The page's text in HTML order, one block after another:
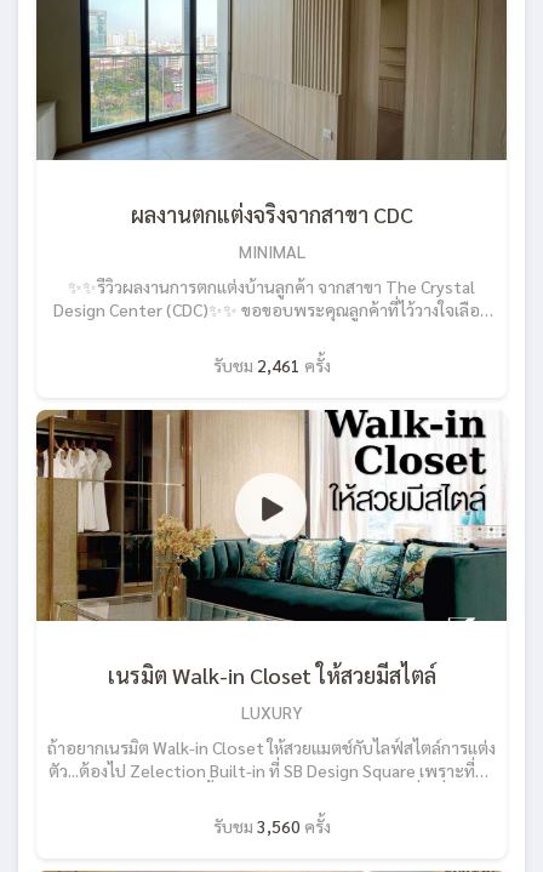
ผลงานตกแต่งจริงจากสาขา CDC
MINIMAL
✨✨รีวิวผลงานการตกแต่งบ้านลูกค้า จากสาขา The Crystal
Design Center (CDC)✨✨ ขอขอบพระคุณลูกค้าที่ไว้วางใจเลือก
เลือกได้ในแบบที่คุณต้องการทักแชทเลย
https://lin.ee/1RC1zbZCs ราคาโดนใจ บิลท์อินเริ่มต้นเพียง
คุณ ฟังก์ชั่นโดนใจ เลือกเปลี่ยนได้ตามการใช้งาน ลงตัวพอดีกับ
พื้นที่ หมดกังวล ซอกตู้ ฝุ่นกวนใจ มีโชว์รูม Built-in ให้คุณได้เลือก
และทดลองจริง! มีภาพ 3D ให้เห็นก่อนตัดสินใจ รวดเร็วทันใจ ติดตั้ง
ได้ใน 30วัน มีทีมช่างมืออาชีพ ไม่ทิ้งงาน มีรับประกัน ไม่ต้องกังวล
โดนทิ้ง หลังจบงาน ----------- เพียงคุณทัก INBOX เข้ามาบอกความ
ต้องการ เรายินดีให้คำปรึกษา ช่วยคุณแต่งบ้านให้สวยจบ งบตรงใจ
ลงตัวทุกพื้นที่พร้อมคัดสรรวัสดุคุณภาพดี การันตีความคุ้มทุก
ตารางนิ้ว ปรึกษาฟรีเรื่องบิลท์อิน > Add LINE: @Livinginsider ----
--------- #SBBuiltin #sbdesignsquare #เฟอร์นิเจอร์บิลท์อิน
รับชม 2,461 ครั้ง
เนรมิต Walk-in Closet ให้สวยมีสไตล์
LUXURY
ถ้าอยากเนรมิต Walk-in Closet ให้สวยแมตช์กับไลฟ์สไตล์การแต่ง
ตัว...ต้องไป Zelection Built-in ที่ SB Design Square เพราะที่นี่มี
มาแบบเอ็กซ์คลูซีฟจากต่างประเทศ รอพร้อมให้คุณเลือกสรรไป
ออกแบบห้องแต่งตัวให้สวยตรงใจ ที่สำคัญยังมีฟังก์ชั่นภายในก็มีให้
รับชม 3,560 ครั้ง